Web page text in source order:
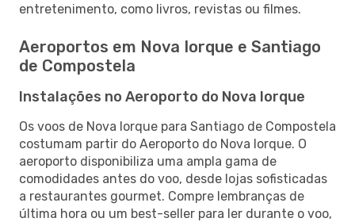
entretenimento, como livros, revistas ou filmes.
Aeroportos em Nova Iorque e Santiago
de Compostela
Instalações no Aeroporto do Nova Iorque
Os voos de Nova Iorque para Santiago de Compostela
costumam partir do Aeroporto do Nova Iorque. O
aeroporto disponibiliza uma ampla gama de
comodidades antes do voo, desde lojas sofisticadas
a restaurantes gourmet. Compre lembranças de
última hora ou um best-seller para ler durante o voo,